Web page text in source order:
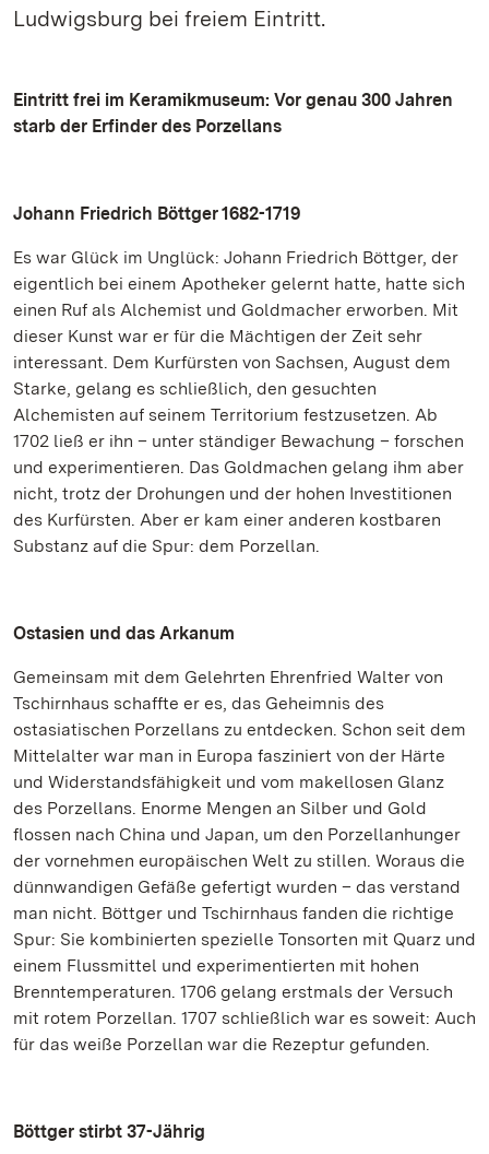
Ludwigsburg bei freiem Eintritt.
Eintritt frei im Keramikmuseum: Vor genau 300 Jahren
starb der Erfinder des Porzellans
Johann Friedrich Böttger 1682-1719
Es war Glück im Unglück: Johann Friedrich Böttger, der
eigentlich bei einem Apotheker gelernt hatte, hatte sich
einen Ruf als Alchemist und Goldmacher erworben. Mit
dieser Kunst war er für die Mächtigen der Zeit sehr
interessant. Dem Kurfürsten von Sachsen, August dem
Starke, gelang es schließlich, den gesuchten
Alchemisten auf seinem Territorium festzusetzen. Ab
1702 ließ er ihn – unter ständiger Bewachung – forschen
und experimentieren. Das Goldmachen gelang ihm aber
nicht, trotz der Drohungen und der hohen Investitionen
des Kurfürsten. Aber er kam einer anderen kostbaren
Substanz auf die Spur: dem Porzellan.
Ostasien und das Arkanum
Gemeinsam mit dem Gelehrten Ehrenfried Walter von
Tschirnhaus schaffte er es, das Geheimnis des
ostasiatischen Porzellans zu entdecken. Schon seit dem
Mittelalter war man in Europa fasziniert von der Härte
und Widerstandsfähigkeit und vom makellosen Glanz
des Porzellans. Enorme Mengen an Silber und Gold
flossen nach China und Japan, um den Porzellanhunger
der vornehmen europäischen Welt zu stillen. Woraus die
dünnwandigen Gefäße gefertigt wurden – das verstand
man nicht. Böttger und Tschirnhaus fanden die richtige
Spur: Sie kombinierten spezielle Tonsorten mit Quarz und
einem Flussmittel und experimentierten mit hohen
Brenntemperaturen. 1706 gelang erstmals der Versuch
mit rotem Porzellan. 1707 schließlich war es soweit: Auch
für das weiße Porzellan war die Rezeptur gefunden.
Böttger stirbt 37-Jährig